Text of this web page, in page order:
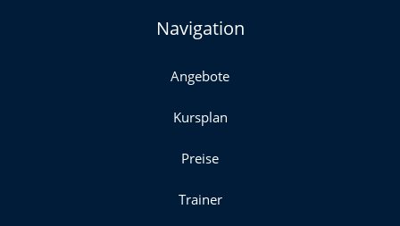
Navigation
Angebote
Kursplan
Preise
Trainer